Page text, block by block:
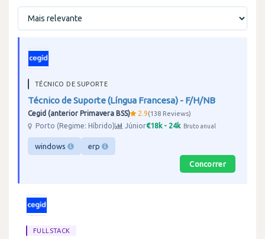
TÉCNICO DE SUPORTE
Técnico de Suporte (Língua Francesa) - F/H/NB
Cegid (anterior Primavera BSS) 2.9 138 Reviews
Porto (Regime: Híbrido)
Júnior€18k - 24k Bruto anual
windows erp
Concorrer
FULLSTACK